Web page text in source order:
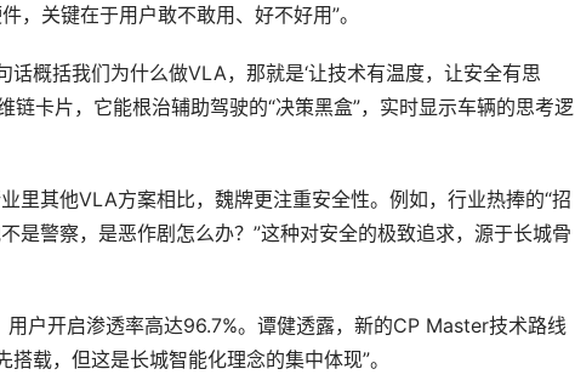
，关键在于用户敢不敢用、好不好用”。
概括我们为什么做VLA，那就是‘让技术有温度，让安全有思
链卡片，它能根治辅助驾驶的“决策黑盒”，实时显示车辆的思考逻
里其他VLA方案相比，魏牌更注重安全性。例如，行业热捧的“招
是警察，是恶作剧怎么办？”这种对安全的极致追求，源于长城骨
户开启渗透率高达96.7%。谭健透露，新的CP Master技术路线
搭载，但这是长城智能化理念的集中体现”。